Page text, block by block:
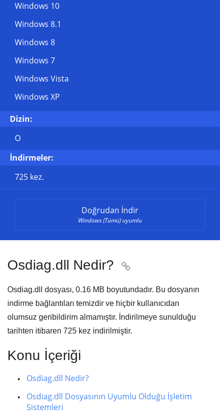
Windows 10
Windows 8.1
Windows 8
Windows 7
Windows Vista
Windows XP
Dizin:
O
İndirmeler:
725 kez.
Doğrudan İndir
Windows (Tümü) uyumlu
Osdiag.dll Nedir? 
Osdiag.dll dosyası, 0.16 MB boyutundadır. Bu dosyanın
indirme bağlantıları temizdir ve hiçbir kullanıcıdan
olumsuz geribildirim almamıştır. İndirilmeye sunulduğu
tarihten itibaren 725 kez indirilmiştir.
Konu İçeriği
Osdiag.dll Nedir?
Osdiag.dll Dosyasının Uyumlu Olduğu İşletim
Sistemleri